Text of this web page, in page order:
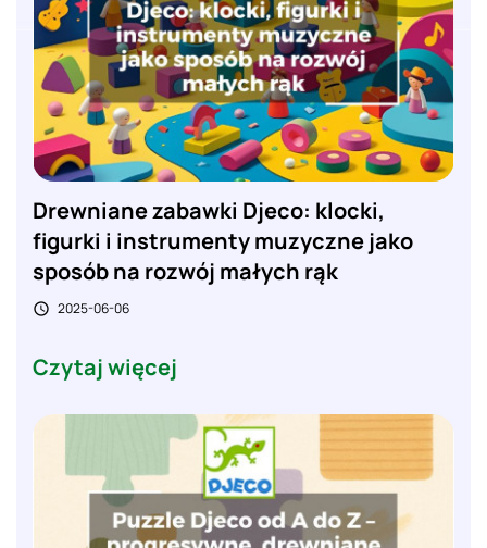
Drewniane zabawki Djeco: klocki,
figurki i instrumenty muzyczne jako
sposób na rozwój małych rąk
 2025-06-06
Czytaj więcej